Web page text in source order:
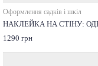
Оформлення садків і шкіл
НАКЛЕЙКА НА СТІНУ:
1290 грн